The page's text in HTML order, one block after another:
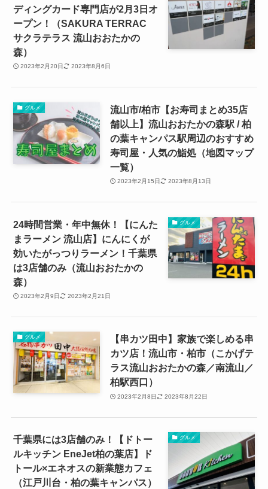
ディングカード専門店が2月3日オ
ープン！（SAKURA TERRAC
サクラテラス 流山おおたかの
森）
2023年2月20日 2023年8月6日
グルメ
流山市/柏市【お寿司まとめ35店
舗以上】流山おおたかの森駅 / 柏
の葉キャンパス駅周辺のおすすめ
寿司屋・人気の鮨処（地図マップ
一覧）
2023年2月15日 2023年8月13日
グルメ
24時間営業・年中無休！【にんた
まラーメン 流山店】にんにくが
効いたがっつりラーメン！千葉県
は3店舗のみ（流山おおたかの
森）
2023年2月9日 2023年2月21日
グルメ
【串カツ田中】家族で楽しめる串
カツ店！流山市・柏市（こかげテ
ラス流山おおたかの森／南流山／
柏駅西口）
2023年2月8日 2023年8月22日
グルメ
千葉県には3店舗のみ！【ドトー
ルキッチン EneJet柏の葉店】ド
トール×エネオスの新業態カフェ
（江戸川台・柏の葉キャンパス）